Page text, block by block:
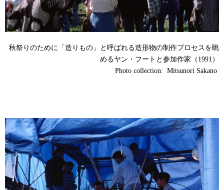
秋祭りのために「造りもの」と呼ばれる造形物の制作プロセスを眺
めるヤン・フートと参加作家（1991）
Photo collection: Mitsunori Sakano